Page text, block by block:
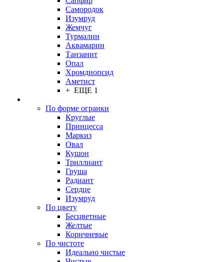
Самородок
Изумруд
Жемчуг
Турмалин
Аквамарин
Танзанит
Опал
Хромдиопсид
Аметист
+ ЕЩЕ 1
По форме огранки
Круглые
Принцесса
Маркиз
Овал
Кушон
Триллиант
Груша
Радиант
Сердце
Изумруд
По цвету
Бесцветные
Желтые
Коричневые
По чистоте
Идеально чистые